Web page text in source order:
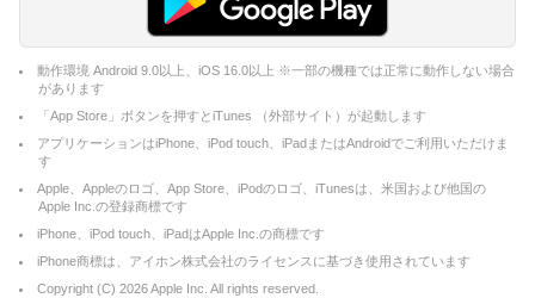
動作環境 Android 9.0以上、iOS 16.0以上 ※一部の機種では正常に動作しない場合
があります
「App Store」ボタンを押すとiTunes （外部サイト）が起動します
アプリケーションはiPhone、iPod touch、iPadまたはAndroidでご利用いただけま
す
Apple、Appleのロゴ、App Store、iPodのロゴ、iTunesは、米国および他国の
Apple Inc.の登録商標です
iPhone、iPod touch、iPadはApple Inc.の商標です
iPhone商標は、アイホン株式会社のライセンスに基づき使用されています
Copyright (C) 2026Apple Inc. All rights reserved.